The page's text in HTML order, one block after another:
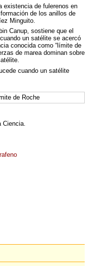
existencia de fulerenos en
de los anillos de
Minguito.
Canup, sostiene que el
un satélite se acercó
conocida como “límite de
de marea dominan sobre
cuando un satélite